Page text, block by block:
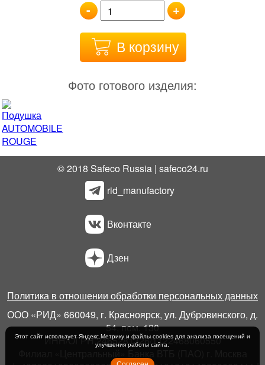
- +
В корзину
Фото готового изделия:
© 2018 Safeco Russia | safeco24.ru
rid_manufactory
Вконтакте
Дзен
Политика в отношении обработки персональных данных
ООО «РИД» 660049, г. Красноярск, ул. Дубровинского, д.
54, пом. 130
ИНН/ОГРН 2465281326/1122468060550
Этот сайт использует Яндекс.Метрику и файлы cookies для анализа посещений и
улучшения работы сайта.